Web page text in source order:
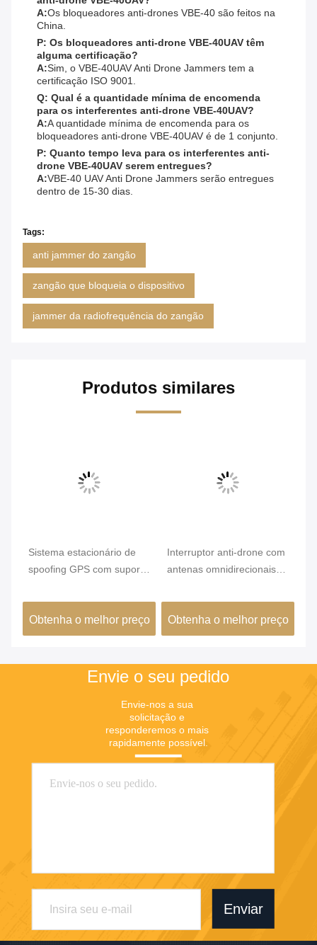
A:Os bloqueadores anti-drones VBE-40 são feitos na
China.
P: Os bloqueadores anti-drone VBE-40UAV têm
alguma certificação?
A:Sim, o VBE-40UAV Anti Drone Jammers tem a
certificação ISO 9001.
Q: Qual é a quantidade mínima de encomenda
para os interferentes anti-drone VBE-40UAV?
A:A quantidade mínima de encomenda para os
bloqueadores anti-drone VBE-40UAV é de 1 conjunto.
P: Quanto tempo leva para os interferentes anti-
drone VBE-40UAV serem entregues?
A:VBE-40 UAV Anti Drone Jammers serão entregues
dentro de 15-30 dias.
Tags:
anti jammer do zangão
zangão que bloqueia o dispositivo
jammer da radiofrequência do zangão
Produtos similares
Sistema estacionário de
spoofing GPS com suporte
Obtenha o melhor preço
Interruptor anti-drone com
antenas omnidirecionais
e alcance de interferência
de 1-2 km
Obtenha o melhor preço
Envie o seu pedido
Envie-nos a sua
solicitação e
responderemos o mais
rapidamente possível.
Enviar